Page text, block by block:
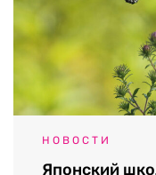
НОВОСТИ
Японский